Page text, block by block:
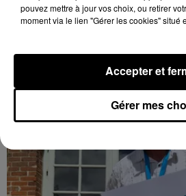
champs et de sous-bois ont été
secteur de Fontaine-les-
pouvez mettre à jour vos choix, ou retirer
moment via le lien "Gérer les cookies" situé
Gérer mes
Accepter et